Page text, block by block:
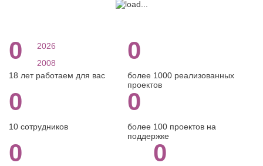
0
2026
2008
18 лет работаем для вас
0
более 1000 реализованных
проектов
0
10 сотрудников
0
более 100 проектов на
поддержке
0
0